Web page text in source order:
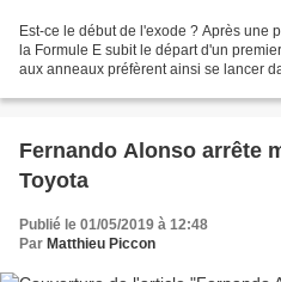
Est-ce le début de l'exode ? Après une
la Formule E subit le départ d'un
aux anneaux préfèrent ainsi se lancer
Fernando Alonso arrête
Toyota
Publié le 01/05/2019 à 12:48
Par Matthieu Piccon